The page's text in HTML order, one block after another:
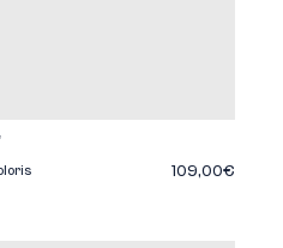
109,00€